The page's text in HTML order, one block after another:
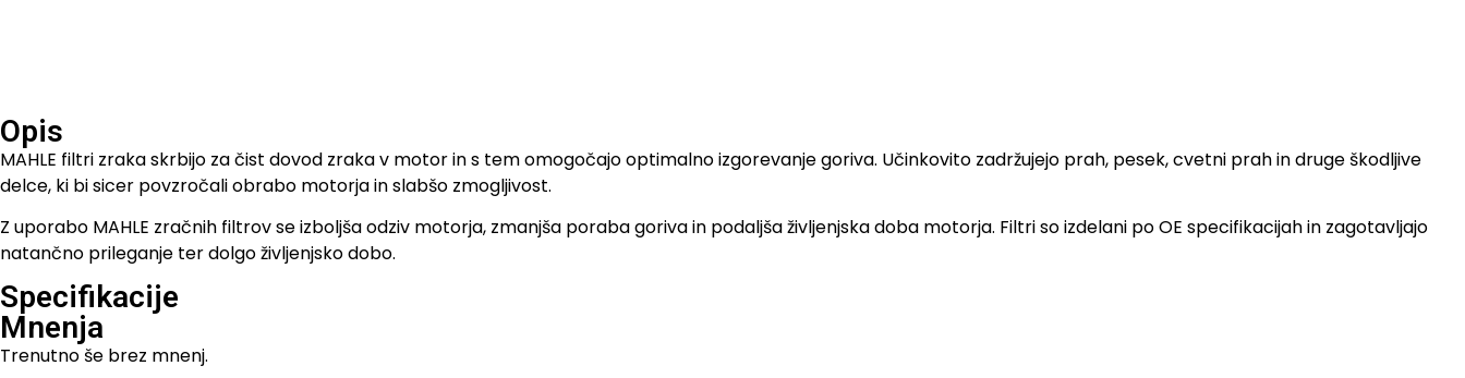
Opis
MAHLE filtri zraka skrbijo za čist dovod zraka v motor in s tem omogočajo optimalno izgorevanje goriva. Učinkovito zadržujejo prah, pesek, cvetni prah in druge škodljive
delce, ki bi sicer povzročali obrabo motorja in slabšo zmogljivost.
Z uporabo MAHLE zračnih filtrov se izboljša odziv motorja, zmanjša poraba goriva in podaljša življenjska doba motorja. Filtri so izdelani po OE specifikacijah in zagotavljajo
natančno prileganje ter dolgo življenjsko dobo.
Specifikacije
Mnenja
Trenutno še brez mnenj.